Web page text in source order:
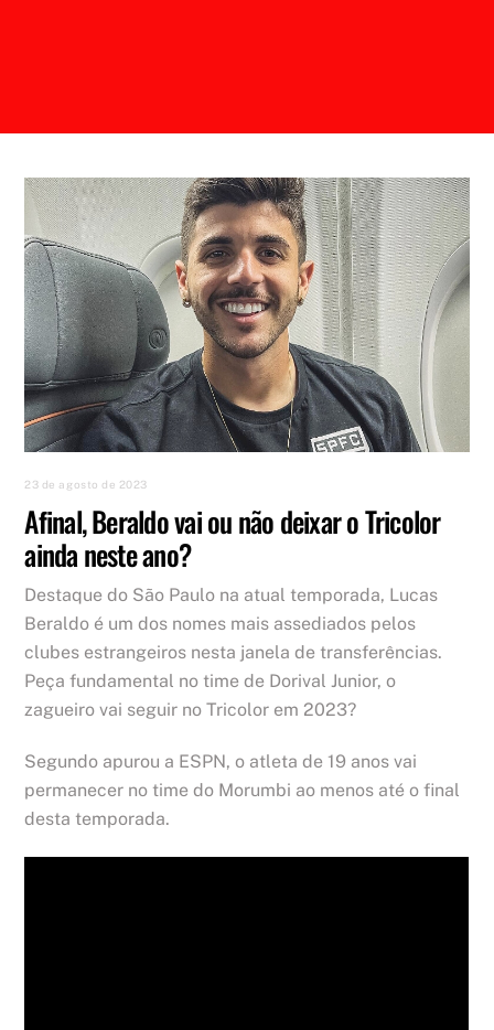
23 de agosto de 2023
Afinal, Beraldo vai ou não deixar o Tricolor
ainda neste ano?
Destaque do São Paulo na atual temporada, Lucas
Beraldo é um dos nomes mais assediados pelos
clubes estrangeiros nesta janela de transferências.
Peça fundamental no time de Dorival Junior, o
zagueiro vai seguir no Tricolor em 2023?
Segundo apurou a ESPN, o atleta de 19 anos vai
permanecer no time do Morumbi ao menos até o final
desta temporada.